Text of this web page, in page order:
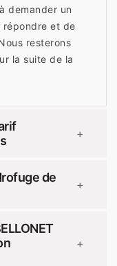
demander un
répondre et de
resterons
la suite de la
+
de
+
+